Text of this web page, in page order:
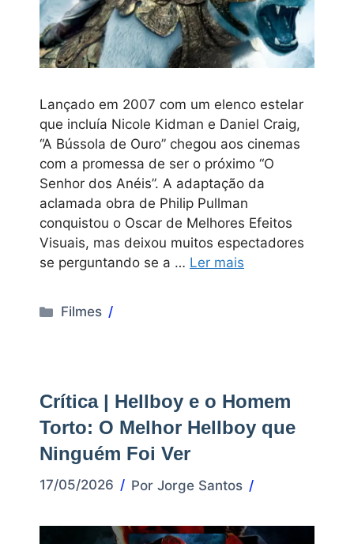
Lançado em 2007 com um elenco estelar
que incluía Nicole Kidman e Daniel Craig,
“A Bússola de Ouro” chegou aos cinemas
com a promessa de ser o próximo “O
Senhor dos Anéis”. A adaptação da
aclamada obra de Philip Pullman
conquistou o Oscar de Melhores Efeitos
Visuais, mas deixou muitos espectadores
se perguntando se a … Ler mais
Categorias
Filmes
Crítica | Hellboy e o Homem
Torto: O Melhor Hellboy que
Ninguém Foi Ver
17/05/2026 Por Jorge Santos